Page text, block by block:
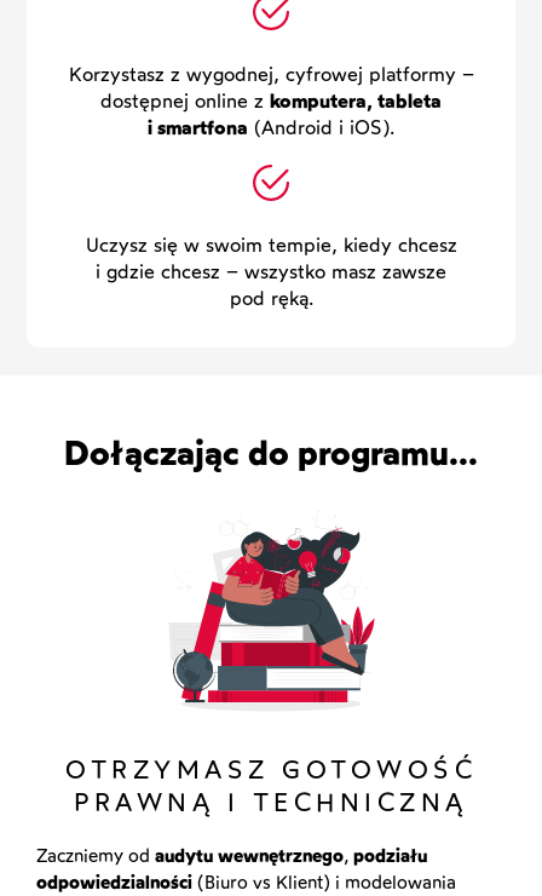
Korzystasz z wygodnej, cyfrowej platformy –
dostępnej online z komputera, tableta
i smartfona (Android i iOS).
Uczysz się w swoim tempie, kiedy chcesz
i gdzie chcesz – wszystko masz zawsze
pod ręką.
Dołączając do programu...
OTRZYMASZ GOTOWOŚĆ
PRAWNĄ I TECHNICZNĄ
Zaczniemy od audytu wewnętrznego, podziału
odpowiedzialności (Biuro vs Klient) i modelowania